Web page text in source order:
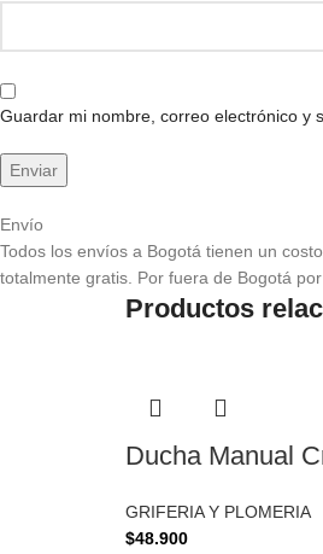
Guardar mi nombre, correo electrónico y
Envío
Todos los envíos a Bogotá tienen un
totalmente gratis. Por fuera de Bogotá
Productos
Ducha Manual
GRIFERIA Y PLOMERIA
$48.900